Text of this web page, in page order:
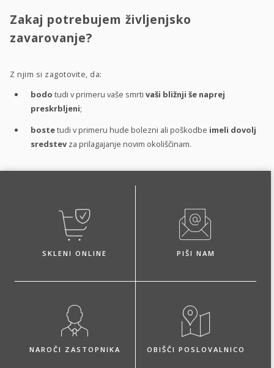
Zakaj potrebujem življenjsko
zavarovanje?
Z njim si zagotovite, da:
bodo tudi v primeru vaše smrti vaši bližnji še naprej
preskrbljeni;
bostetudi v primeru hude bolezni ali poškodbe imeli dovolj
sredstev za prilagajanje novim okoliščinam.
SKLENI ONLINE PIŠI NAM
NAROČI ZASTOPNIKA OBIŠČI POSLOVALNICO